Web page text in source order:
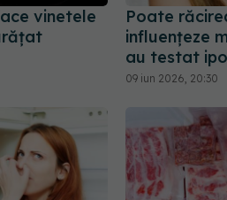
vinetele
Poate
influențeze
au testat
09 iun 2026, 20:30